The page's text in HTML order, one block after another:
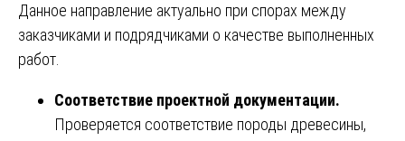
Данное направление актуально при спорах между
заказчиками и подрядчиками о качестве выполненных
работ.
Соответствие проектной документации.
Проверяется соответствие породы древесины,